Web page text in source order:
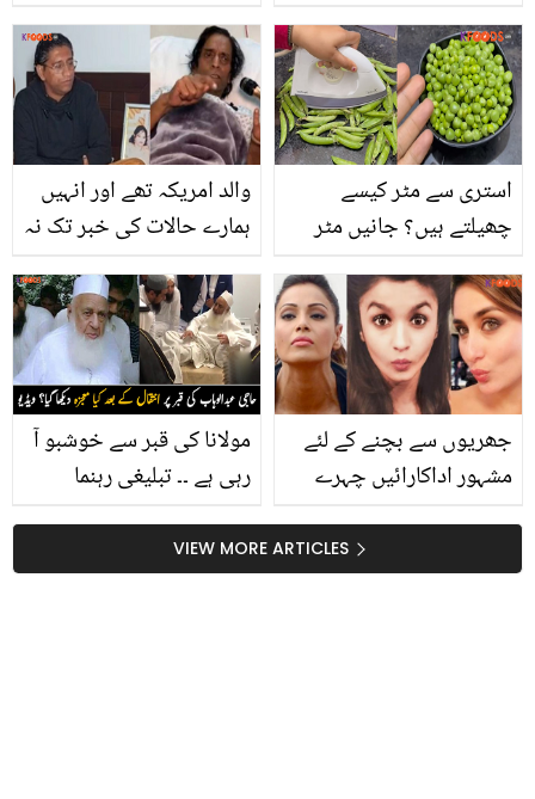
کرنے پر کیسے مجبور کیا؟
والد امریکہ تھے اور انہیں
ہمارے حالات کی خبر تک نہ
بیٹے نے اپنے والد کی زندگی
کے چھپے راز بتا دیئے
استری سے مٹر کیسے
چھیلتے ہیں؟ جانیں مٹر
جس کے بعد سخت مٹر
چھلیں آسانی سے
مولانا کی قبر سے خوشبو آ
رہی ہے ۔۔ تبلیغی رہنما
کیا معجزہ ہوا جو یہ دین
کے لیے کے لیے بڑی نوکری
جھریوں سے بچنے کے لئے
مشہور اداکارائیں چہرے
ہیں؟ صرف 5 منٹ میں کیا
جانے والا فیس یوگا جو آپ
VIEW MORE ARTICLES